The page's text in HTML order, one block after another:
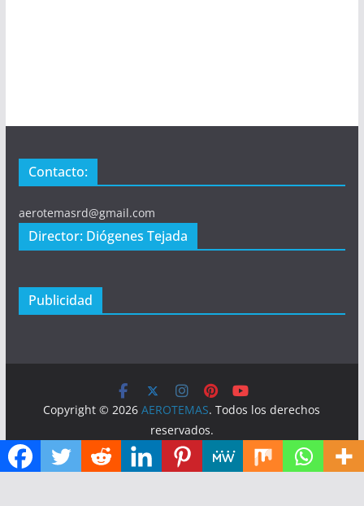
Contacto:
aerotemasrd@gmail.com
Director: Diógenes Tejada
Publicidad
Copyright © 2026AEROTEMAS. Todos los derechos
reservados.
Tema:ColorMag por ThemeGrill. Funciona con WordPress.